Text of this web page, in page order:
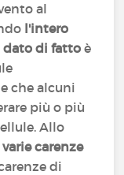
al
l'intero
dato di fatto è
che alcuni
più o più
Allo
varie carenze
di